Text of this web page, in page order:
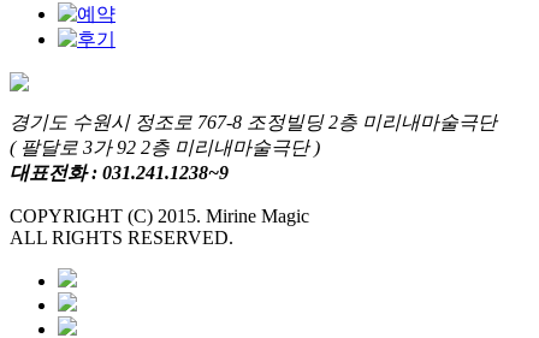
경기도 수원시 정조로 767-8 조정빌딩 2층 미리내마술극단
( 팔달로 3가 92 2층 미리내마술극단 )
대표전화 : 031.241.1238~9
COPYRIGHT (C) 2015. Mirine Magic
ALL RIGHTS RESERVED.